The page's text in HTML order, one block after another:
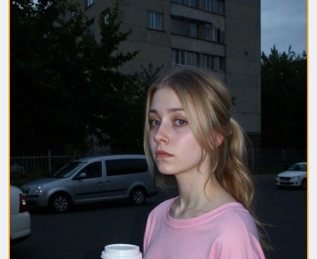
Вас ждет 2 типа модели:
1. Полная модель SafeTensor (самая лучшая)
(данный файл нужно поместить в папку "diffusion
2. GGUF модель (подходит для видеокарт с
небольшим обьемом видеопамяти) (данный файл
нужно поместить в папку "unet")
(Рекомендуемые настройки для генерации)
Sampler: Use DPM++ 2M samplers for smooth and
consistent outputs.
Steps: Aim for 30–50 steps to capture finer details
without over-processing.
Scheduler: Beta Scheduler remains the best choice
for this checkpoint.